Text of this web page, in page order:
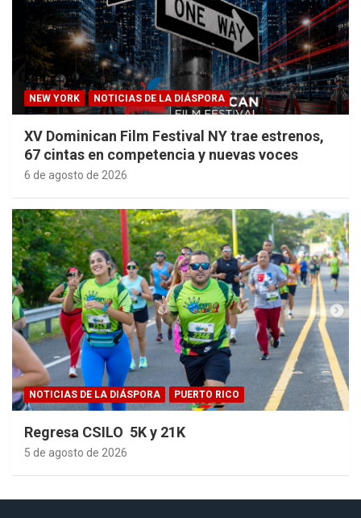
NEW YORK NOTICIAS DE LA DIÁSPORA
XV Dominican Film Festival NY trae estrenos,
67 cintas en competencia y nuevas voces
6 de agosto de 2026
NOTICIAS DE LA DIÁSPORA PUERTO RICO
Regresa CSILO 5K y 21K
5 de agosto de 2026